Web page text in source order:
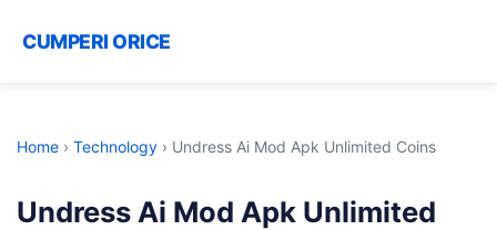
CUMPERI ORICE
Home › Technology › Undress Ai Mod Apk Unlimited Coins
Undress Ai Mod Apk Unlimited